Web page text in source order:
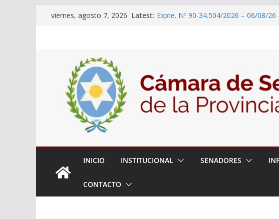
Skipviernes, agosto 7, 2026 Latest: Expte. Nº 90-34.504/2026 – 06/08/
Roque
Expte. Nº 90-34.516/2026 – 06/08/
de Protección y Control Vegetal
18° Sesión Ordinaria – 6 de agosto
INICIO INSTITUCIONAL SENADORES
CONTACTO